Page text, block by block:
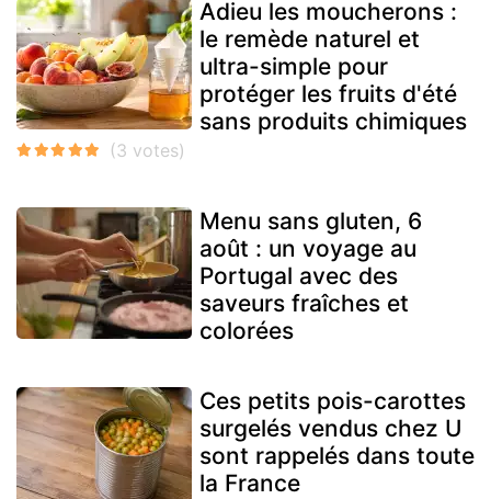
Adieu les moucherons :
le remède naturel et
ultra-simple pour
protéger les fruits d'été
sans produits chimiques
Menu sans gluten, 6
août : un voyage au
Portugal avec des
saveurs fraîches et
colorées
Ces petits pois-carottes
surgelés vendus chez U
sont rappelés dans toute
la France